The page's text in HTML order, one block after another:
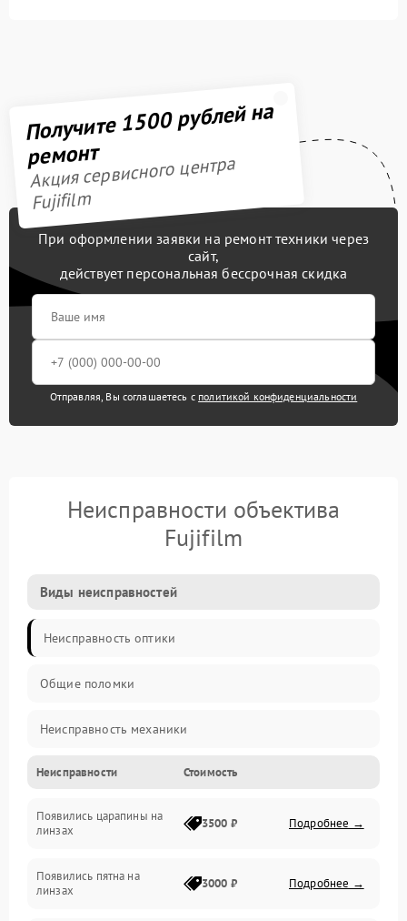
Получите 1500 рублей на
ремонт
Акция сервисного центра
Fujifilm
При оформлении заявки на ремонт техники через
сайт,
действует персональная бессрочная скидка
Отправляя, Вы соглашаетесь с политикой конфиденциальности
Неисправности объектива
Fujifilm
Виды неисправностей
Неисправность оптики
Общие поломки
Неисправность механики
Неисправность электроники (если объектив с мотором/
Прочие неисправности
Неисправности Стоимость
Появились царапины на
линзах
3500 ₽ Подробнее →
Появились пятна на
линзах
3000 ₽ Подробнее →